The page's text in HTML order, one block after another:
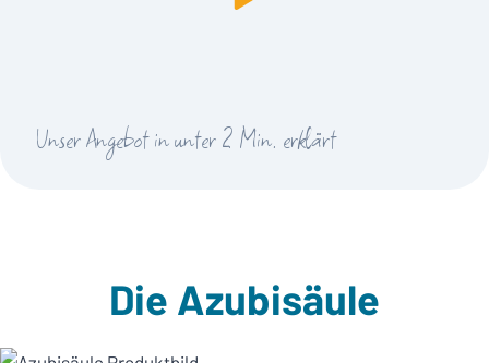
Unser Angebot in unter 2 Min. erklärt
Die Azubisäule